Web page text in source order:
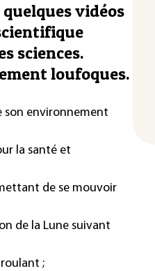
vidéos
sciences.
loufoques.
son environnement
la santé et
de se mouvoir
de la Lune suivant
;